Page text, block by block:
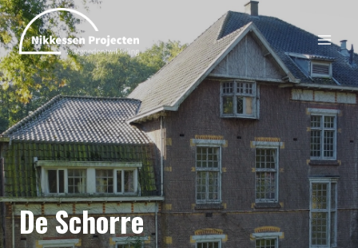
De Schorre